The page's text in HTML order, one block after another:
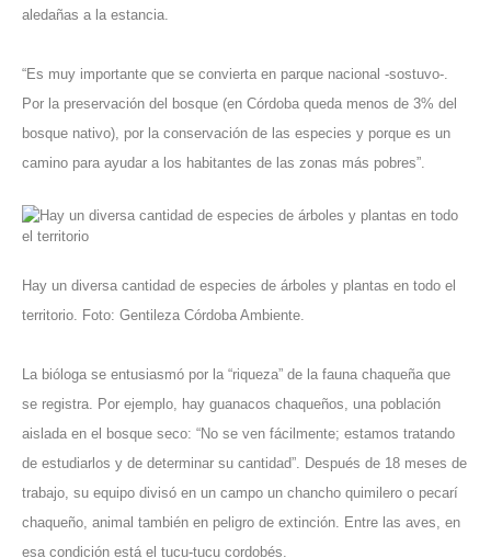
aledañas a la estancia.
“Es muy importante que se convierta en parque nacional -sostuvo-.
Por la preservación del bosque (en Córdoba queda menos de 3% del
bosque nativo), por la conservación de las especies y porque es un
camino para ayudar a los habitantes de las zonas más pobres”.
Hay un diversa cantidad de especies de árboles y plantas en todo el
territorio. Foto: Gentileza Córdoba Ambiente.
La bióloga se entusiasmó por la “riqueza” de la fauna chaqueña que
se registra. Por ejemplo, hay guanacos chaqueños, una población
aislada en el bosque seco: “No se ven fácilmente; estamos tratando
de estudiarlos y de determinar su cantidad”. Después de 18 meses de
trabajo, su equipo divisó en un campo un chancho quimilero o pecarí
chaqueño, animal también en peligro de extinción. Entre las aves, en
esa condición está el tucu-tucu cordobés.